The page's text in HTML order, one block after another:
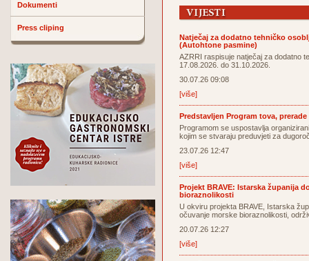
Dokumenti
Press cliping
Natječaj za dodatno tehničko
(Autohtone pasmine)
AZRRI raspisuje natječaj za dodatno
17.08.2026. do 31.10.2026.
30.07.26 09:08
[više]
Predstavljen Program tova,
Programom se uspostavlja
kojim se stvaraju preduvjeti za
23.07.26 12:47
[više]
Projekt BRAVE: Istarska županija
bioraznolikosti
U okviru projekta BRAVE, Istarska
očuvanje morske bioraznolikosti,
20.07.26 12:27
[više]